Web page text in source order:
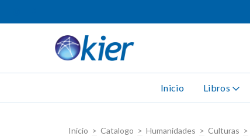
Inicio Libros
Inicio > Catalogo > Humanidades > Culturas >